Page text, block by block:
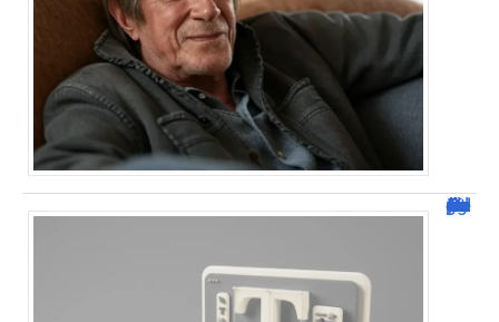
Dafont Police : guide complet pour télécharger !